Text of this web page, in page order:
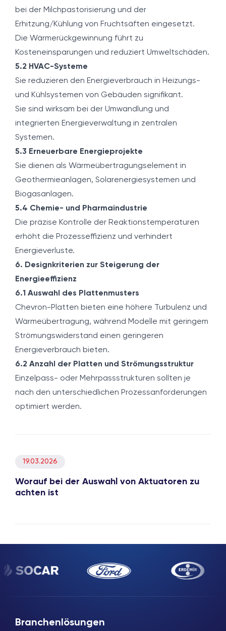
bei der Milchpastorisierung und der
Erhitzung/Kühlung von Fruchtsäften eingesetzt.
Die Wärmerückgewinnung führt zu
Kosteneinsparungen und reduziert Umweltschäden.
5.2 HVAC-Systeme
Sie reduzieren den Energieverbrauch in Heizungs-
und Kühlsystemen von Gebäuden signifikant.
Sie sind wirksam bei der Umwandlung und
integrierten Energieverwaltung in zentralen
Systemen.
5.3 Erneuerbare Energieprojekte
Sie dienen als Wärmeübertragungselement in
Geothermieanlagen, Solarenergiesystemen und
Biogasanlagen.
5.4 Chemie- und Pharmaindustrie
Die präzise Kontrolle der Reaktionstemperaturen
erhöht die Prozesseffizienz und verhindert
Energieverluste.
6. Designkriterien zur Steigerung der
Energieeffizienz
6.1 Auswahl des Plattenmusters
Chevron-Platten bieten eine höhere Turbulenz und
Wärmeübertragung, während Modelle mit geringem
Strömungswiderstand einen geringeren
Energieverbrauch bieten.
6.2 Anzahl der Platten und Strömungsstruktur
Einzelpass- oder Mehrpassstrukturen sollten je
nach den unterschiedlichen Prozessanforderungen
optimiert werden.
19.03.2026
Worauf bei der Auswahl von Aktuatoren zu
achten ist
Branchenlösungen